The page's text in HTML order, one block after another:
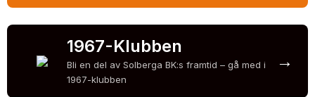
1967-Klubben
Bli en del av Solberga BK:s framtid – gå med i
1967-klubben
→